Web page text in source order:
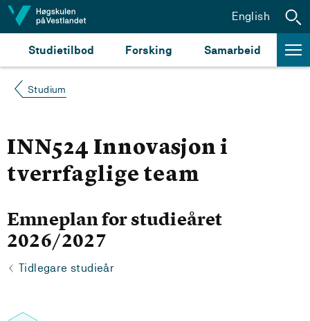
Hopp til innhald
Studietilbod Forsking Samarbeid
English
Studium
INN524 Innovasjon i
tverrfaglige team
Emneplan for studieåret
2026/2027
Tidlegare studieår